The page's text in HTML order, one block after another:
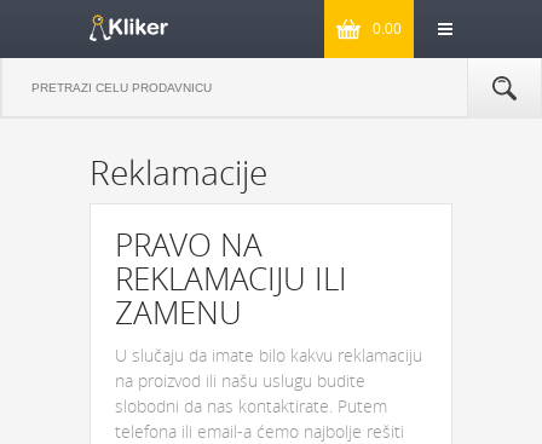
0.00
Reklamacije
PRAVO NA
REKLAMACIJU ILI
ZAMENU
U slučaju da imate bilo kakvu reklamaciju
na proizvod ili našu uslugu budite
slobodni da nas kontaktirate. Putem
telefona ili email-a ćemo najbolje rešiti